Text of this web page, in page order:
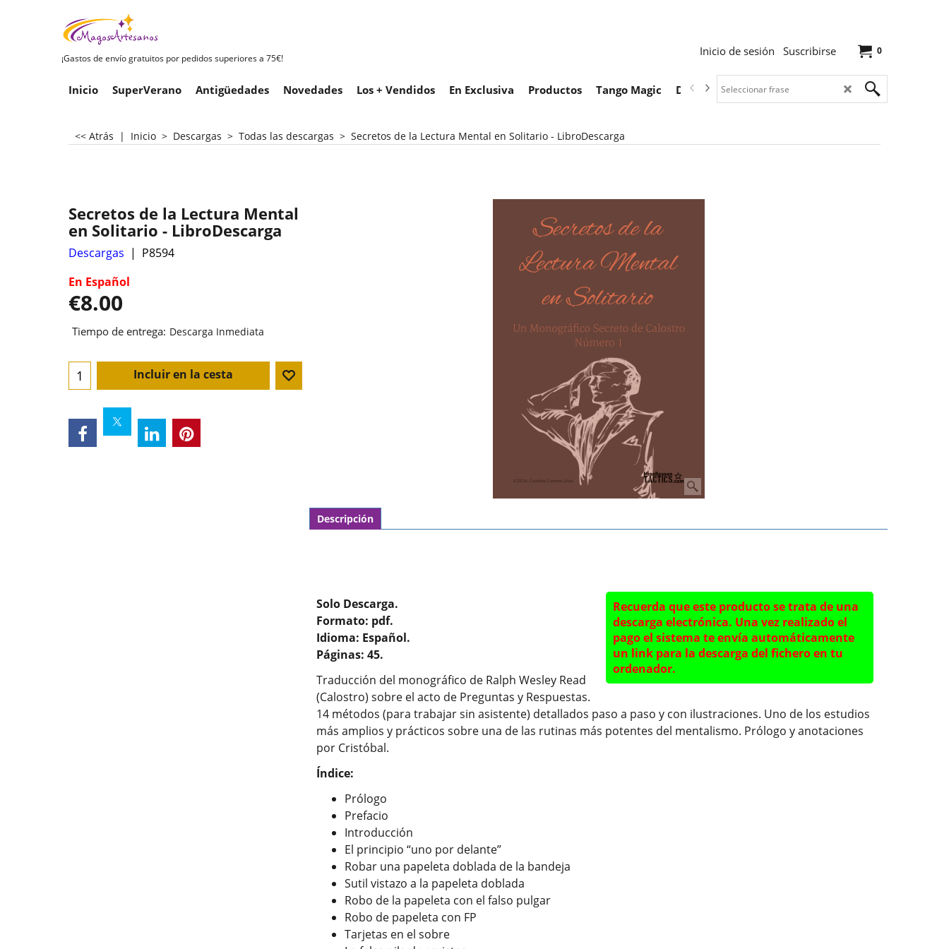
¡Gastos de envío gratuitos por pedidos superiores a 75€!
0
Inicio de sesión Suscribirse
Inicio SuperVerano Antigüedades Novedades Los + Vendidos En Exclusiva Productos Tango Magic Descargas
<< Atrás | Inicio > Descargas > Todas las descargas > Secretos de la Lectura Mental en Solitario - LibroDescarga
Secretos de la Lectura Mental
en Solitario - LibroDescarga
Descargas
P8594
En Español
€8.00
Tiempo de entrega: Descarga Inmediata
Incluir en la cesta
Descripción
Recuerda que este producto se trata de una
descarga electrónica. Una vez realizado el
pago el sistema te envía automáticamente
un link para la descarga del fichero en tu
ordenador.
Solo Descarga.
Formato: pdf.
Idioma: Español.
Páginas: 45.
Traducción del monográfico de Ralph Wesley Read
(Calostro) sobre el acto de Preguntas y Respuestas.
14 métodos (para trabajar sin asistente) detallados paso a paso y con ilustraciones. Uno de los estudios
más amplios y prácticos sobre una de las rutinas más potentes del mentalismo. Prólogo y anotaciones
por Cristóbal.
Índice:
Prólogo
Prefacio
Introducción
El principio “uno por delante”
Robar una papeleta doblada de la bandeja
Sutil vistazo a la papeleta doblada
Robo de la papeleta con el falso pulgar
Robo de papeleta con FP
Tarjetas en el sobre